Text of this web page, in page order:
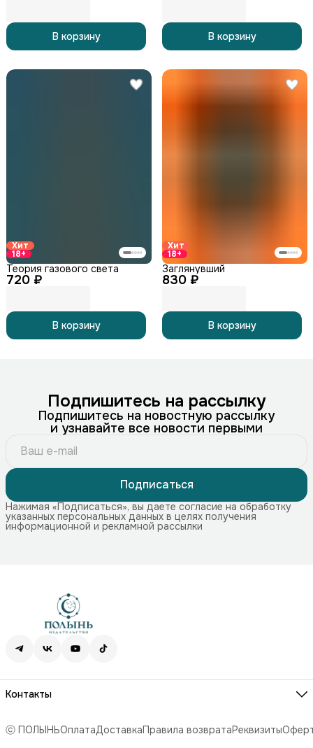
В корзину В корзину
Хит
18+
720 ₽
Теория газового света
В корзину
Хит
18+
830 ₽
Заглянувший
В корзину
Подпишитесь на рассылку
Подпишитесь на новостную рассылку
и узнавайте все новости первыми
Подписаться
Нажимая «Подписаться», вы даете согласие на обработку
указанных персональных данных в целях получения
информационной и рекламной рассылки
Контакты
Телефон
ⓒ ПОЛЫНЬОплатаДоставкаПравила возвратаРеквизиты